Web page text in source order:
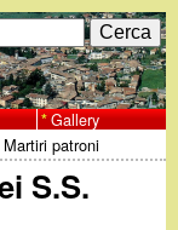
Gallery
patroni
S.S.